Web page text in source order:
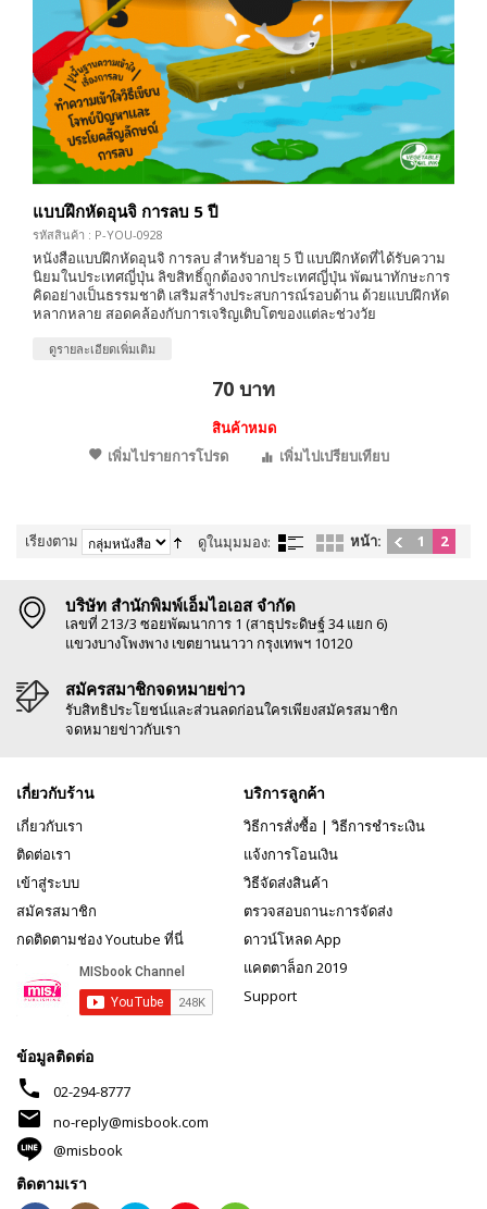
แบบฝึกหัดอุนจิ การลบ 5 ปี
รหัสสินค้า : P-YOU-0928
หนังสือแบบฝึกหัดอุนจิ การลบ สำหรับอายุ 5 ปี แบบฝึกหัดที่ได้รับความ
นิยมในประเทศญี่ปุ่น ลิขสิทธิ์ถูกต้องจากประเทศญี่ปุ่น พัฒนาทักษะการ
คิดอย่างเป็นธรรมชาติ เสริมสร้างประสบการณ์รอบด้าน ด้วยแบบฝึกหัด
หลากหลาย สอดคล้องกับการเจริญเติบโตของแต่ละช่วงวัย
ดูรายละเอียดเพิ่มเติม
70 บาท
สินค้าหมด
เพิ่มไปรายการโปรด
เพิ่มไปเปรียบเทียบ
เรียงตาม ดูในมุมมอง: หน้า: 1 2
บริษัท สำนักพิมพ์เอ็มไอเอส จำกัด
เลขที่ 213/3 ซอยพัฒนาการ 1 (สาธุประดิษฐ์ 34 แยก 6)
แขวงบางโพงพาง เขตยานนาวา กรุงเทพฯ 10120
สมัครสมาชิกจดหมายข่าว
รับสิทธิประโยชน์และส่วนลดก่อนใครเพียงสมัครสมาชิก
จดหมายข่าวกับเรา
เกี่ยวกับร้าน
เกี่ยวกับเรา
ติดต่อเรา
เข้าสู่ระบบ
สมัครสมาชิก
กดติดตามช่อง Youtube ที่นี่
บริการลูกค้า
วิธีการสั่งซื้อ | วิธีการชำระเงิน
แจ้งการโอนเงิน
วิธีจัดส่งสินค้า
ตรวจสอบถานะการจัดส่ง
ดาวน์โหลด App
แคตตาล็อก 2019
Support
ข้อมูลติดต่อ
phone 02-294-8777
mail
no-reply@misbook.com
@misbook
ติดตามเรา